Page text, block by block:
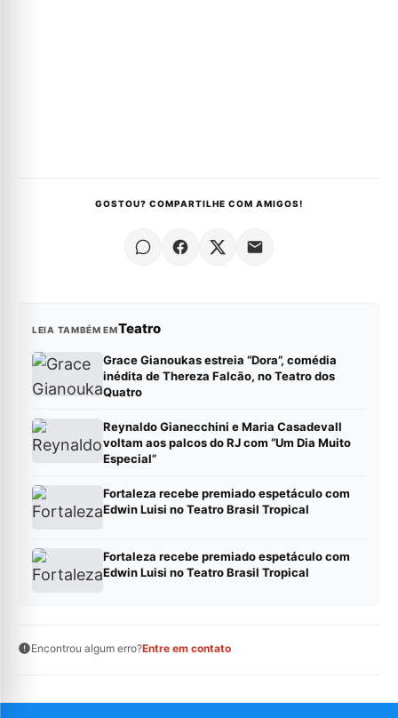
GOSTOU? COMPARTILHE COM AMIGOS!
LEIA TAMBÉM EMTeatro
Grace Gianoukas estreia “Dora”, comédia
inédita de Thereza Falcão, no Teatro dos
Quatro
Reynaldo Gianecchini e Maria Casadevall
voltam aos palcos do RJ com “Um Dia Muito
Especial”
Fortaleza recebe premiado espetáculo com
Edwin Luisi no Teatro Brasil Tropical
Fortaleza recebe premiado espetáculo com
Edwin Luisi no Teatro Brasil Tropical
Encontrou algum erro?Entre em contato